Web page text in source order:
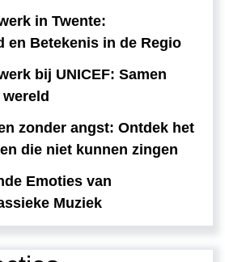
in Twente:
en Betekenis in de Regio
bij UNICEF: Samen
zonder angst: Ontdek het
die niet kunnen zingen
Emoties van
Muziek